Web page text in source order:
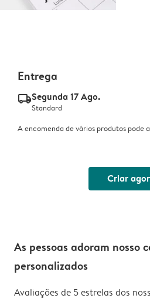
Entrega
delivery_standard_v2Segunda 17 Ago.
Standard
A encomenda de vários produtos pode
Criar
As pessoas adoram nosso
personalizados
Avaliações de 5 estrelas dos